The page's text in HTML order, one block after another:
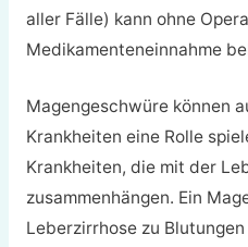
aller Fälle) kann ohne
Medikamenteneinnahme
Magengeschwüre können
Krankheiten eine Rolle
Krankheiten, die mit der
zusammenhängen. Ein
Leberzirrhose zu